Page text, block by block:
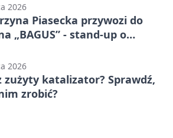
2026
Piasecka przywozi do
„BAGUS” - stand-up o
2026
zużyty katalizator? Sprawdź,
zrobić?